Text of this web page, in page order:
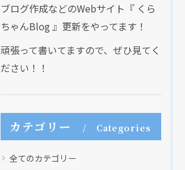
ブログ作成などのWebサイト『 くら
ちゃんBlog 』更新をやってます！
頑張って書いてますので、ぜひ見てく
ださい！！
カテゴリー Categories
全てのカテゴリー